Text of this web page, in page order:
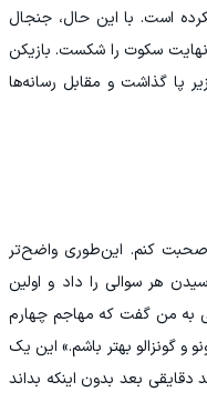
نکرده است. با این حال، جنجال
نهایت سکوت را شکست. بازیکن
پا گذاشت و مقابل رسانه‌ها
کنم. این‌طوری واضح‌تر
هر سوالی را داد و اولین
به من گفت که مهاجم چهارم
و گونزالو بهتر باشم.» این یک
دقایقی بعد بدون اینکه بداند